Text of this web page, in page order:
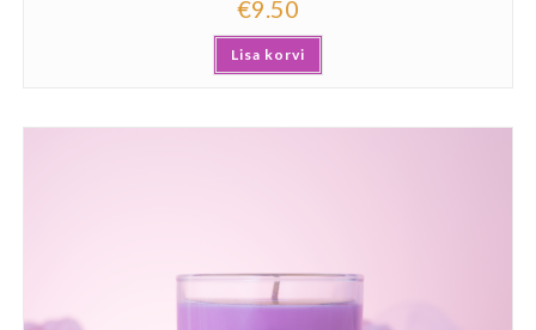
€9.50
Lisa korvi